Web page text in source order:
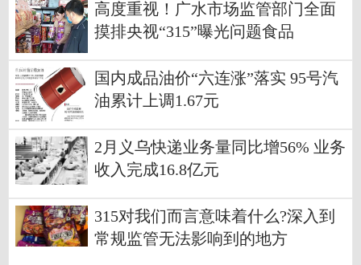
高度重视！广水市场监管部门全面
摸排央视“315”曝光问题食品
国内成品油价“六连涨”落实 95号汽
油累计上调1.67元
2月义乌快递业务量同比增56% 业务
收入完成16.8亿元
315对我们而言意味着什么?深入到
常规监管无法影响到的地方